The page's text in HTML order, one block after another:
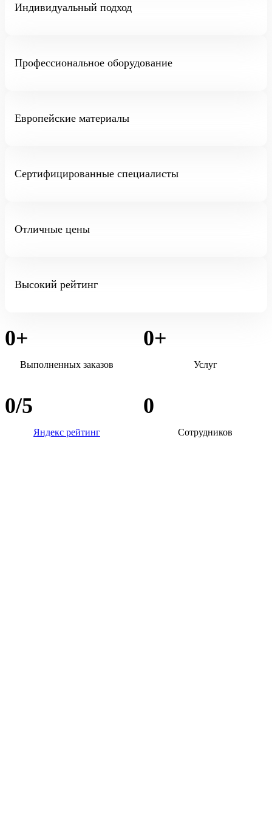
Индивидуальный подход
Профессиональное оборудование
Европейские материалы
Сертифицированные специалисты
Отличные цены
Высокий рейтинг
0+
Выполненных заказов
0+
Услуг
0/5
Яндекс рейтинг
0
Сотрудников